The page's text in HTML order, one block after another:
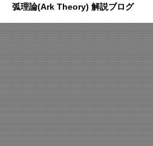
弧理論(Ark Theory) 解説ブログ